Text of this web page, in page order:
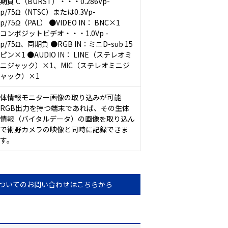
p/75Ω（NTSC）または0.3Vp-
p/75Ω（PAL） ●VIDEO IN： BNC×1
コンボジットビデオ・・・1.0Vp -
p/75Ω、同期負 ●RGB IN：ミニD-sub 15
ピン×1 ●AUDIO IN： LINE（ステレオミ
ニジャック）×1、MIC（ステレオミニジ
ャック）×1
情報モニター画像の取り込みが可能
RGB出力を持つ端末であれば、その生体
情報（バイタルデータ）の画像を取り込ん
で術野カメラの映像と同時に記録できま
す。
いてのお問い合わせはこちらから